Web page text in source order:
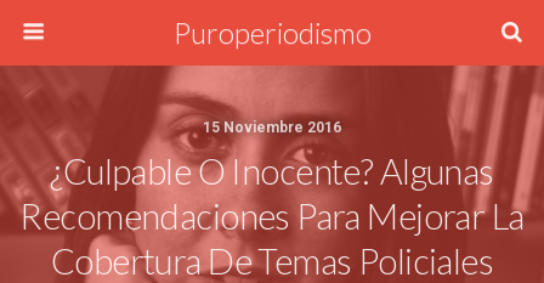
Puroperiodismo
15 Noviembre 2016
¿Culpable O Inocente? Algunas
Recomendaciones Para Mejorar La
Cobertura De Temas Policiales